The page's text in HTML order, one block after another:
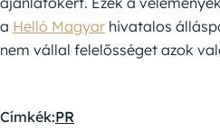
a Helló Magyar hivatalos
nem vállal felelősséget azok
Címkék:PR